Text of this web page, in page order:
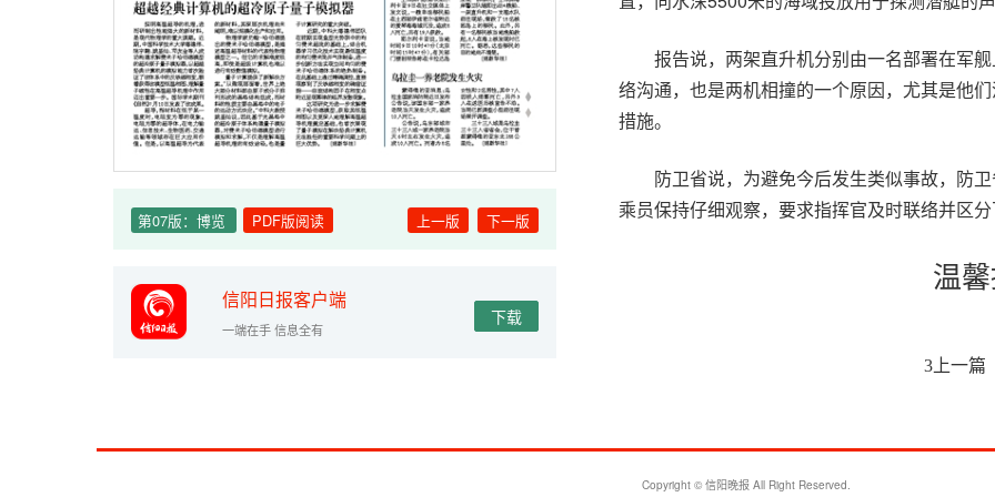
第07版：博览 PDF版阅读 上一版 下一版
信阳日报客户端
一端在手 信息全有
下载
报告说，两架直升机分别由一名部署在军
络沟通，也是两机相撞的一个原因，尤其是他
措施。
防卫省说，为避免今后发生类似事故，防
乘员保持仔细观察，要求指挥官及时联络并区
温
3上一篇
Copyright © 信阳晚报 All Right Reserved.